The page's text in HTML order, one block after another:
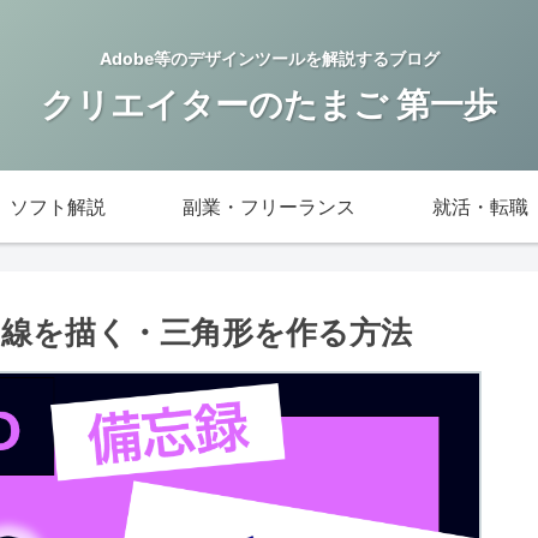
Adobe等のデザインツールを解説するブログ
クリエイターのたまご 第一歩
ソフト解説 副業・フリーランス 就活・転職
を描く・三角形を作る方法